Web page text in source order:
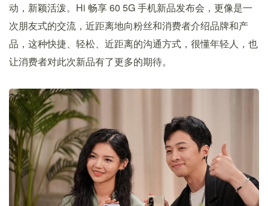
动，新颖活泼。Hi 畅享 60 5G 手机新品发布会，更像是一
次朋友式的交流，近距离地向粉丝和消费者介绍品牌和产
品，这种快捷、轻松、近距离的沟通方式，很懂年轻人，也
让消费者对此次新品有了更多的期待。